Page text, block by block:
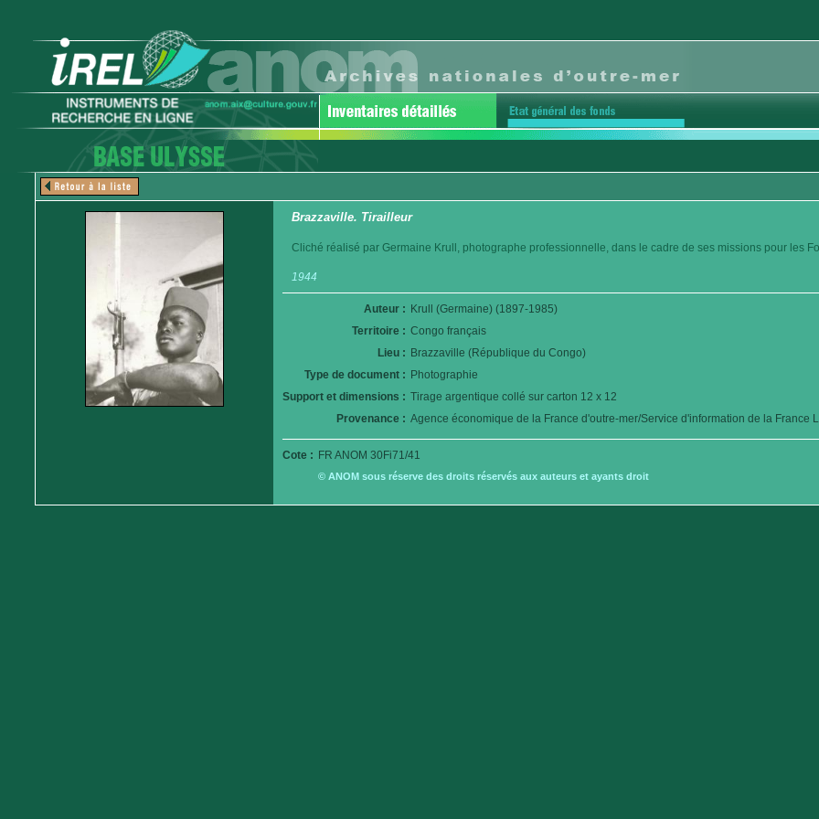
Brazzaville. Tirailleur
Cliché réalisé par Germaine Krull, photographe professionnelle, dans le cadre de ses missions pour les
1944
Auteur : Krull (Germaine) (1897-1985)
Territoire : Congo français
Lieu : Brazzaville (République du Congo)
Type de document : Photographie
Support et dimensions : Tirage argentique collé sur carton 12 x 12
Provenance : Agence économique de la France d'outre-mer/Service d'information de la France
Cote : FR ANOM 30Fi71/41
© ANOM sous réserve des droits réservés aux auteurs et ayants droit